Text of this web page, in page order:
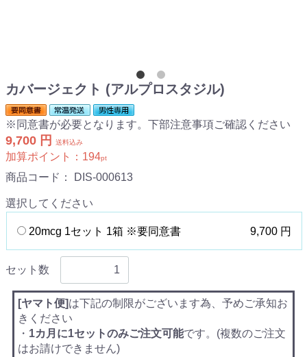
カバージェクト (アルプロスタジル)
※同意書が必要となります。下部注意事項ご確認ください
9,700 円 送料込み
加算ポイント： 194pt
商品コード： DIS-000613
選択してください
20mcg 1セット 1箱 ※要同意書 9,700 円
セット数
[ヤマト便]は下記の制限がございます為、予めご承知お
きください
・ 1カ月に1セットのみご注文可能です。(複数のご注文
はお請けできません)